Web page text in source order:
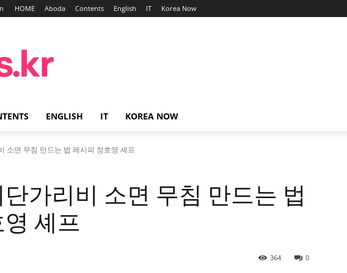
HOME Aboda Contents English IT Korea Now
ENGLISH IT KOREA NOW
소면 무침 만드는 법 레시피 정호영 셰프
가리비 소면 무침 만드는 법
셰프
0
364